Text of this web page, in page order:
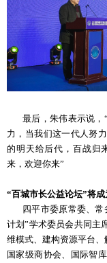
最后，朱伟表示说，“
力，当我们这一代人努
的明天给后代，百战归
来，欢迎你来”
“百城市长公益论坛”将
四平市委原常委、常
计划”学术委员会共同主
维模式、建构资源平台
国家级商协会、国际智